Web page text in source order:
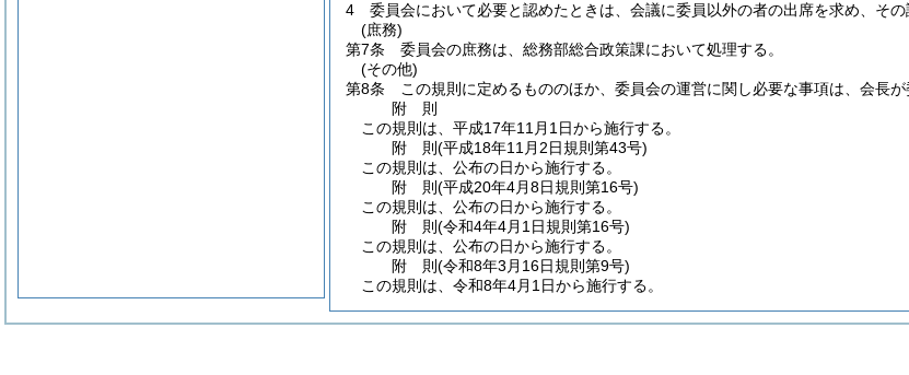
4
委員会において必要と認めたときは、会議に委員以外の者の出席を求め、その
(庶務)
第7条
委員会の庶務は、総務部総合政策課において処理する。
(その他)
第8条
この規則に定めるもののほか、委員会の運営に関し必要な事項は、会長が
附 則
この規則は、平成17年11月1日から施行する。
附 則(平成18年11月2日規則第43号)
この規則は、公布の日から施行する。
附 則(平成20年4月8日規則第16号)
この規則は、公布の日から施行する。
附 則(令和4年4月1日規則第16号)
この規則は、公布の日から施行する。
附 則(令和8年3月16日規則第9号)
この規則は、令和8年4月1日から施行する。